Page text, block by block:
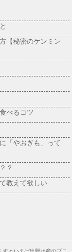
【秘密のケンミン
べるコツ
「やおぎも」って
？
教えて欲しい